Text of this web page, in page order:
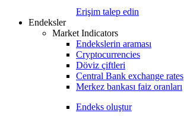
Erişim talep edin
Endeksler
Market Indicators
Endekslerin araması
Cryptocurrencies
Döviz çiftleri
Central Bank exchange rates
Merkez bankası faiz oranları
Endeks oluştur